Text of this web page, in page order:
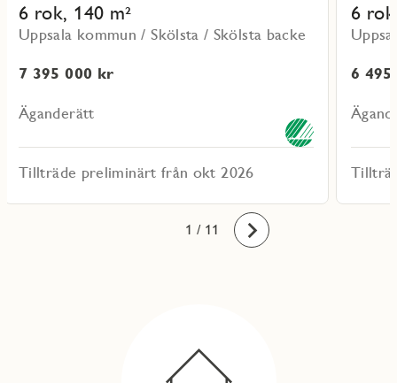
6 rok, 140 m²
Uppsala kommun / Skölsta / Skölsta backe
7 395 000 kr
Äganderätt
Tillträde preliminärt från okt 2026
6
6
1
2
3
4
5
6
7
8
9
10
11 / 11 Framåt